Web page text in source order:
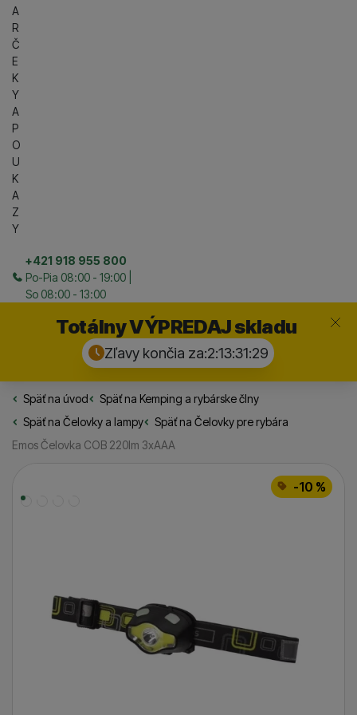
A
R
Č
E
K
Y
A
P
O
U
K
A
Z
Y
+421 918 955 800
Po-Pia 08:00 - 19:00 |
So 08:00 - 13:00
Totálny VÝPREDAJ skladu
Zľavy končia za:2:13:31:28
Zavrieť
Späť na úvodRybarske.sk
Späť na Kemping a rybárske člny
Späť na Čelovky a lampy Späť na Čelovky pre rybára
Emos Čelovka COB 220lm 3xAAA
-10 %